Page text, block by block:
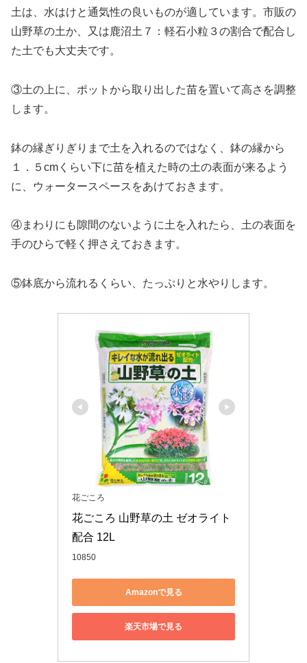
土は、水はけと通気性の良いものが適しています。市販の
山野草の土か、又は鹿沼土７：軽石小粒３の割合で配合し
た土でも大丈夫です。
③土の上に、ポットから取り出した苗を置いて高さを調整
します。
鉢の縁ぎりぎりまで土を入れるのではなく、鉢の縁から
１．５cmくらい下に苗を植えた時の土の表面が来るよう
に、ウォータースペースをあけておきます。
④まわりにも隙間のないように土を入れたら、土の表面を
手のひらで軽く押さえておきます。
⑤鉢底から流れるくらい、たっぷりと水やりします。
花ごころ
花ごころ 山野草の土 ゼオライト
配合 12L
10850
Amazonで見る
楽天市場で見る